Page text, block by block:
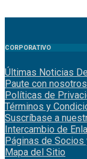
CORPORATIVO
Últimas Noticias
Paute con nosotros
Políticas de
Términos y
Suscríbase a
Intercambio de
Páginas de Socios
Mapa del Sitio